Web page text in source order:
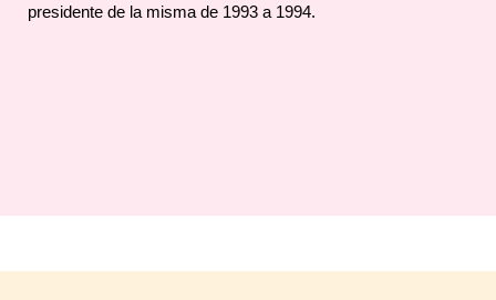
presidente de la misma de 1993 a 1994.